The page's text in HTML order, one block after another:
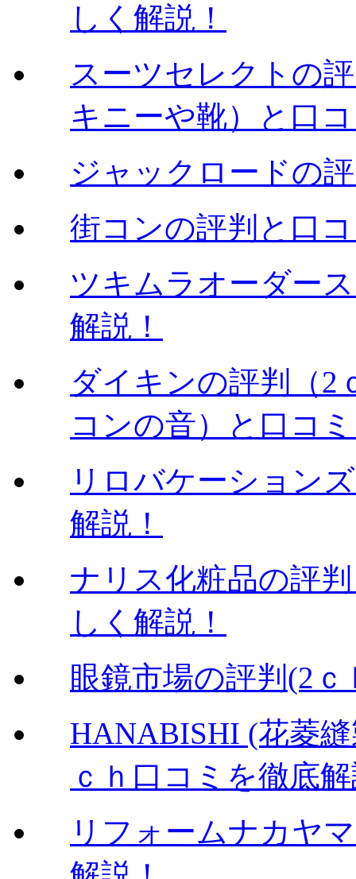
しく解説！
スーツセレクトの
キニーや靴）と口
ジャックロードの
街コンの評判と口
ツキムラオーダー
解説！
ダイキンの評判（2
コンの音）と口コ
リロバケーション
解説！
ナリス化粧品の評
しく解説！
眼鏡市場の評判(2
HANABISHI (花菱
ｃｈ口コミを徹底
リフォームナカヤ